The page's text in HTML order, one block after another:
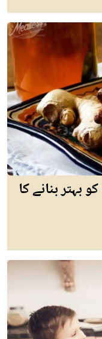
بنانے کا